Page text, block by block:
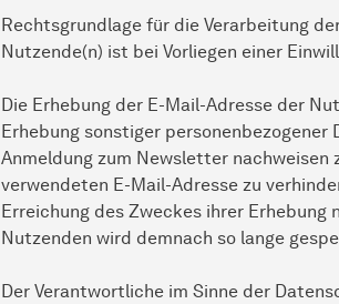
Rechtsgrundlage für die Verarbeitung
Nutzende(n) ist bei Vorliegen einer
Die Erhebung der E-Mail-Adresse der
Erhebung sonstiger personenbezogener
Anmeldung zum Newsletter nachweisen
verwendeten E-Mail-Adresse zu
Erreichung des Zweckes ihrer
Nutzenden wird demnach so lange
Der Verantwortliche im Sinne der